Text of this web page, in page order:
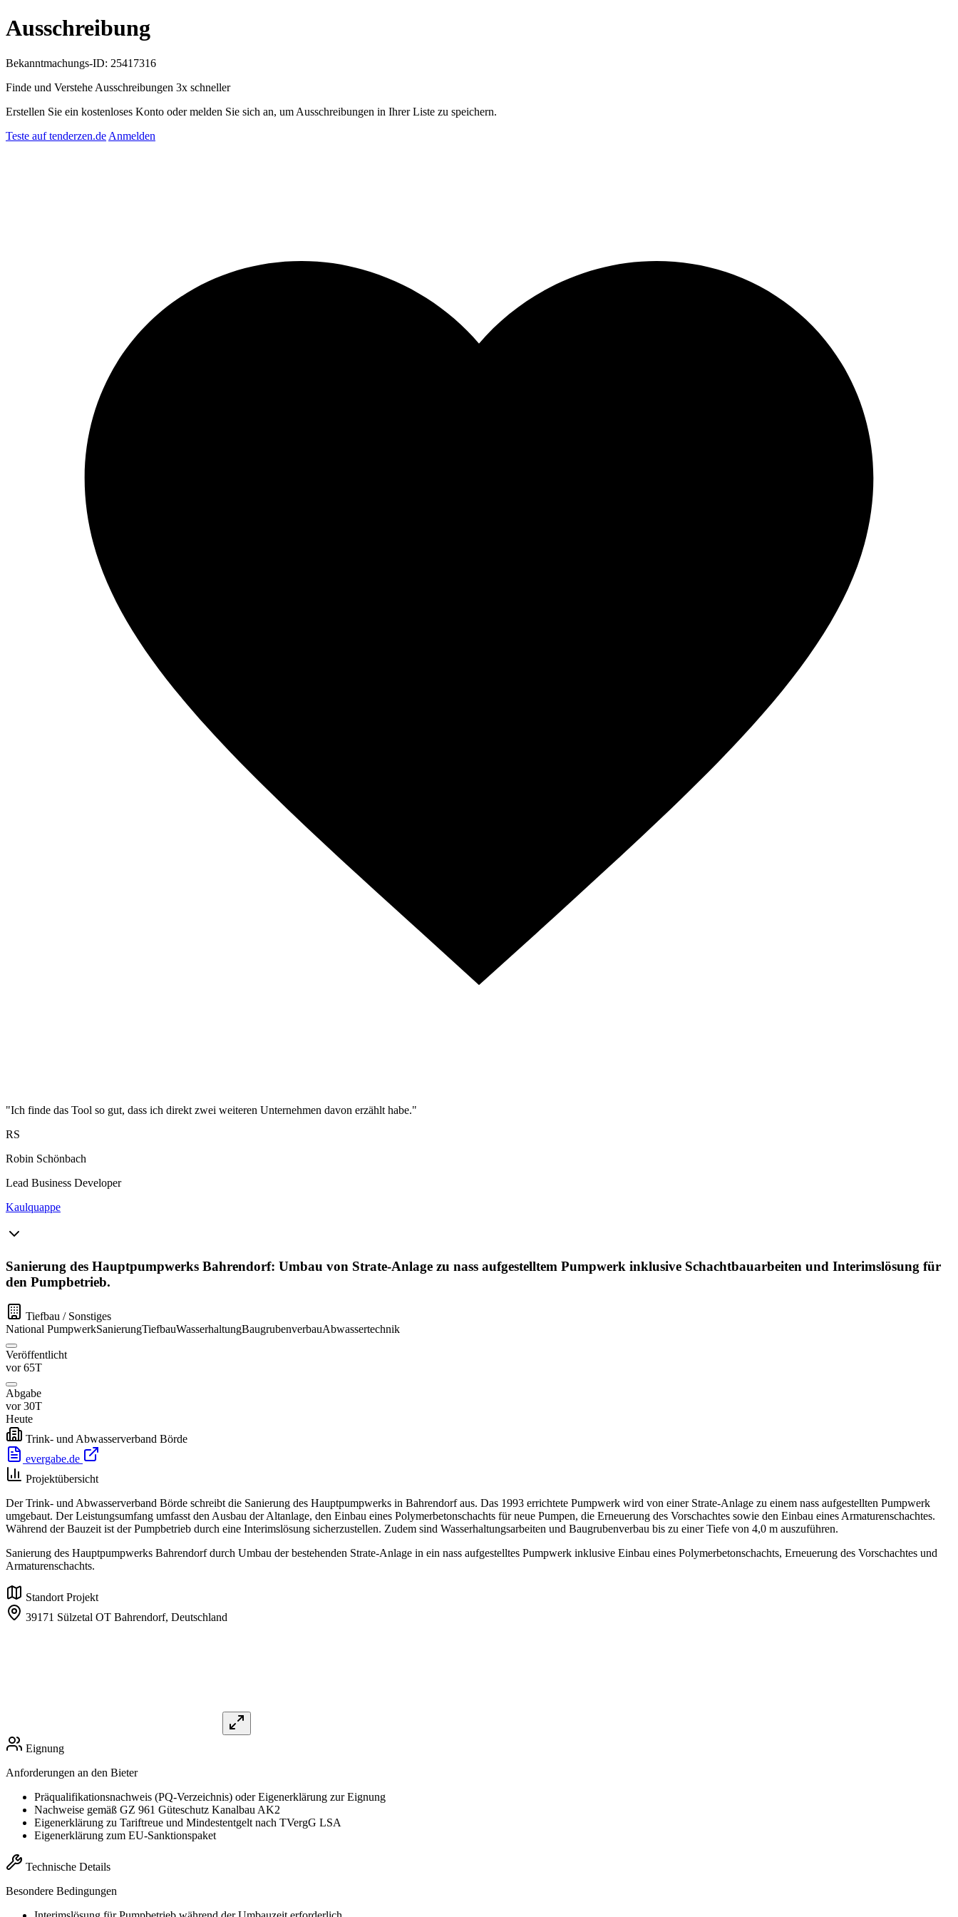
Ausschreibung
Bekanntmachungs-ID: 25417316
Finde und Verstehe Ausschreibungen 3x schneller
Erstellen Sie ein kostenloses Konto oder melden Sie sich an, um Ausschreibungen in Ihrer Liste zu speichern.
Teste auf tenderzen.de Anmelden
"Ich finde das Tool so gut, dass ich direkt zwei weiteren Unternehmen davon erzählt habe."
RS
Robin Schönbach
Lead Business Developer
Kaulquappe
Sanierung des Hauptpumpwerks Bahrendorf: Umbau von Strate-Anlage zu nass aufgestelltem Pumpwerk inklusive Schachtbauarbeiten und Interimslösung für
den Pumpbetrieb.
Tiefbau / Sonstiges
National PumpwerkSanierungTiefbauWasserhaltungBaugrubenverbauAbwassertechnik
Veröffentlicht
vor 65T
Abgabe
vor 30T
Heute
Trink- und Abwasserverband Börde
evergabe.de
Projektübersicht
Der Trink- und Abwasserverband Börde schreibt die Sanierung des Hauptpumpwerks in Bahrendorf aus. Das 1993 errichtete Pumpwerk wird von einer Strate-Anlage zu einem nass aufgestellten Pumpwerk
umgebaut. Der Leistungsumfang umfasst den Ausbau der Altanlage, den Einbau eines Polymerbetonschachts für neue Pumpen, die Erneuerung des Vorschachtes sowie den Einbau eines Armaturenschachtes.
Während der Bauzeit ist der Pumpbetrieb durch eine Interimslösung sicherzustellen. Zudem sind Wasserhaltungsarbeiten und Baugrubenverbau bis zu einer Tiefe von 4,0 m auszuführen.
Sanierung des Hauptpumpwerks Bahrendorf durch Umbau der bestehenden Strate-Anlage in ein nass aufgestelltes Pumpwerk inklusive Einbau eines Polymerbetonschachts, Erneuerung des Vorschachtes und
Armaturenschachts.
Standort Projekt
39171 Sülzetal OT Bahrendorf, Deutschland
Eignung
Anforderungen an den Bieter
Präqualifikationsnachweis (PQ-Verzeichnis) oder Eigenerklärung zur Eignung
Nachweise gemäß GZ 961 Güteschutz Kanalbau AK2
Eigenerklärung zu Tariftreue und Mindestentgelt nach TVergG LSA
Eigenerklärung zum EU-Sanktionspaket
Technische Details
Besondere Bedingungen